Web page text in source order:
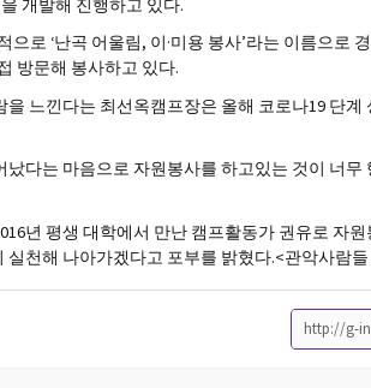
로 ‘난곡 어울림, 이·미용 봉사’라는 이름으로
방문해 봉사하고 있다.
느낀다는 최선옥캠프장은 올해 코로나19 단
다는 마음으로 자원봉사를 하고있는 것이 너
년 평생 대학에서 만난 캠프활동가 권유로 자
천해 나아가겠다고 포부를 밝혔다.<관악사람들